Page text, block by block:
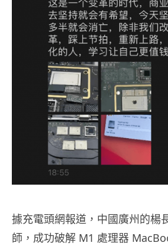
據充電頭網報道，中國廣州的楊
師，成功破解 M1 處理器